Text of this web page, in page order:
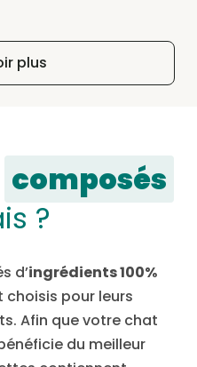
plus
composés
?
d’ingrédients 100%
pour leurs
Afin que votre chat
du meilleur